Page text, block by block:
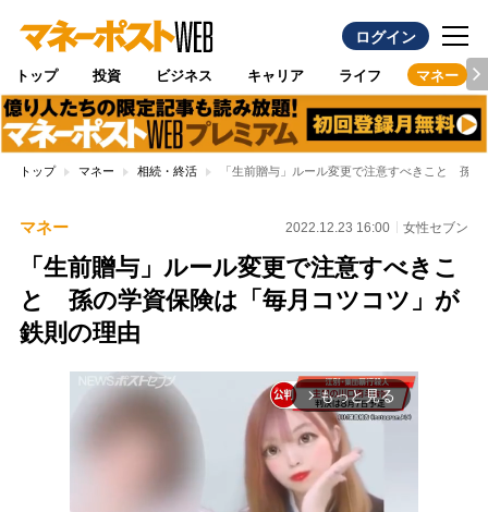
ログイン
トップ 投資 ビジネス キャリア ライフ マネー
トップ マネー 相続・終活 「生前贈与」ルール変更で注意すべきこと 孫
マネー 2022.12.23 16:00 女性セブン
「生前贈与」ルール変更で注意すべきこ
と 孫の学資保険は「毎月コツコツ」が
鉄則の理由
arrow_forward_ios もっと見る